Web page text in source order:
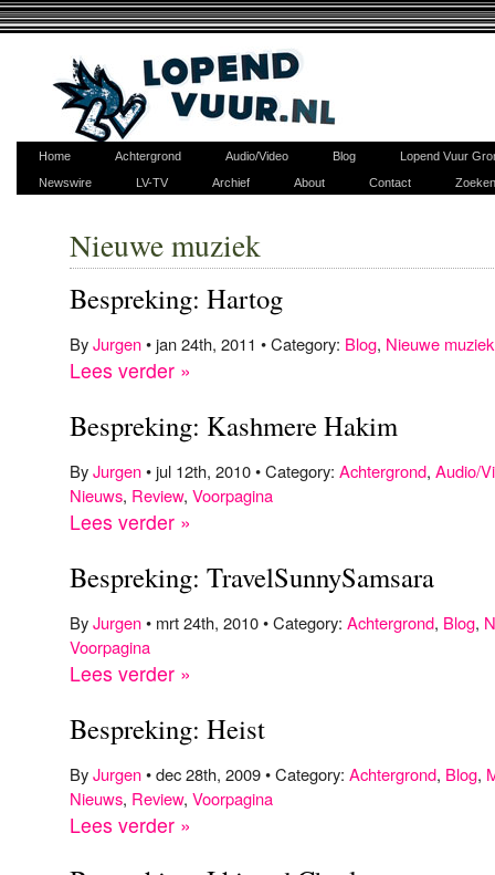
Home Achtergrond Audio/Video Blog
Lopend Vuur
Newswire
LV-TV Archief About Contact Zoeken
Nieuwe muziek
Bespreking: Hartog
ByJurgen• jan 24th, 2011 • Category: Blog, Nieuwe muziek
Lees verder »
Bespreking: Kashmere Hakim
ByJurgen• jul 12th, 2010 • Category: Achtergrond, Audio/
Nieuws, Review, Voorpagina
Lees verder »
Bespreking: TravelSunnySamsara
ByJurgen• mrt 24th, 2010 • Category: Achtergrond, Blog,
Voorpagina
Lees verder »
Bespreking: Heist
ByJurgen• dec 28th, 2009 • Category: Achtergrond, Blog,
Nieuws, Review, Voorpagina
Lees verder »